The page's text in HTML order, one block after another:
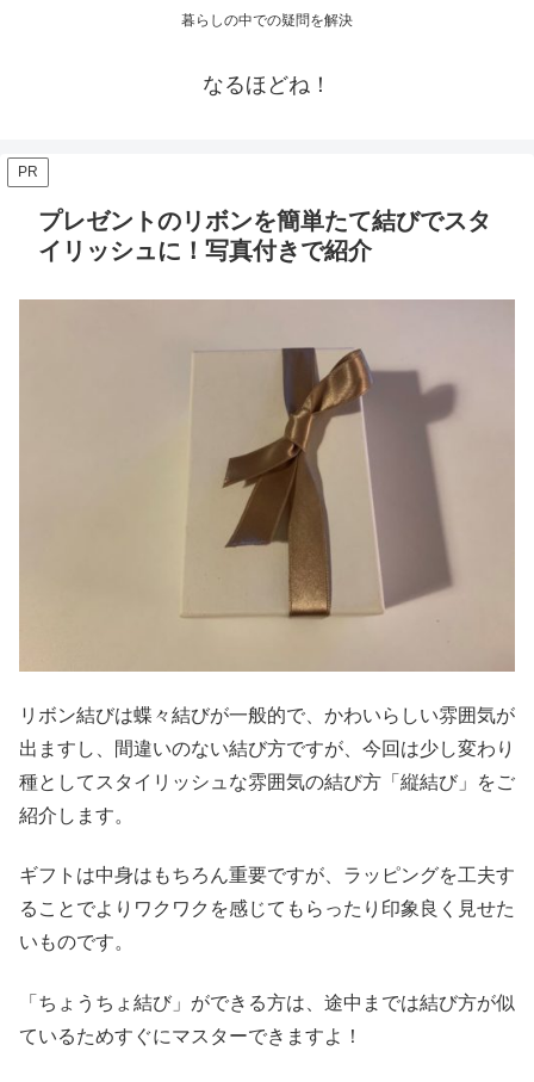
暮らしの中での疑問を解決
なるほどね！
PR
プレゼントのリボンを簡単たて結びでスタ
イリッシュに！写真付きで紹介
リボン結びは蝶々結びが一般的で、かわいらしい雰囲気が
出ますし、間違いのない結び方ですが、今回は少し変わり
種としてスタイリッシュな雰囲気の結び方「縦結び」をご
紹介します。
ギフトは中身はもちろん重要ですが、ラッピングを工夫す
ることでよりワクワクを感じてもらったり印象良く見せた
いものです。
「ちょうちょ結び」ができる方は、途中までは結び方が似
ているためすぐにマスターできますよ！